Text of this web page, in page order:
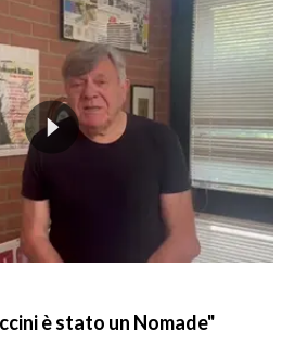
è stato un Nomade"